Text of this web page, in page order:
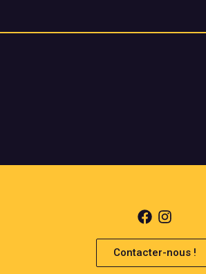
Contacter-nous !